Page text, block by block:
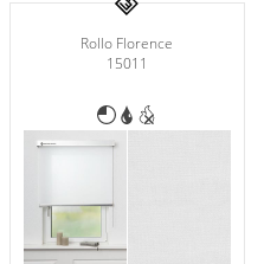
Rollo Florence
15011